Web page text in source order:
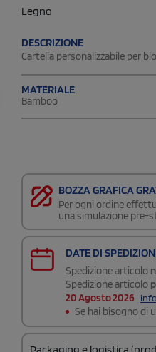
Legno
DESCRIZIONE
Cartella personalizzabile per
MATERIALE
Bamboo
BOZZA GRAFICA
Per ogni ordine
una simulazione pre-
DATE DI
Spedizione articolo
Spedizione articolo
20 Agosto 2026 info
Se hai bisogno di
Packaging e logistica